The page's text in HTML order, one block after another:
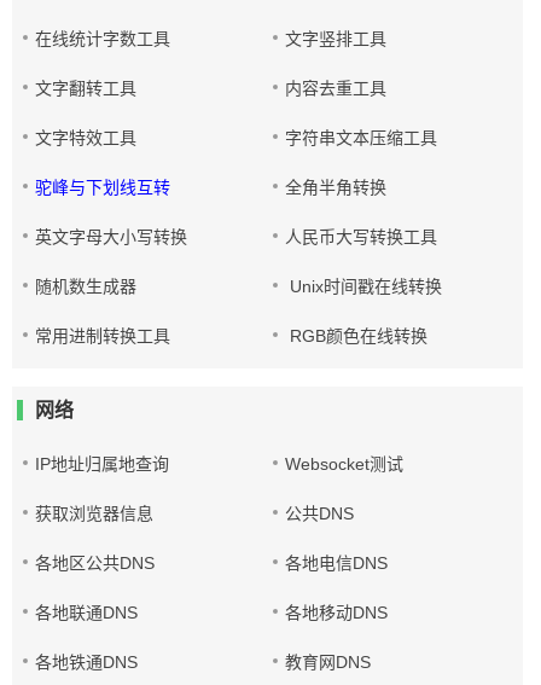
在线统计字数工具 文字竖排工具
文字翻转工具 内容去重工具
文字特效工具 字符串文本压缩工具
驼峰与下划线互转 全角半角转换
英文字母大小写转换 人民币大写转换工具
随机数生成器 Unix时间戳在线转换
常用进制转换工具 RGB颜色在线转换
网络
IP地址归属地查询 Websocket测试
获取浏览器信息 公共DNS
各地区公共DNS 各地电信DNS
各地联通DNS 各地移动DNS
各地铁通DNS 教育网DNS